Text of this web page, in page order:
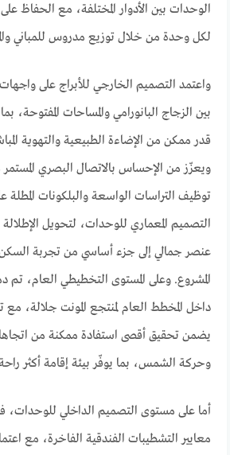
الوحدات بين الأدوار المختلفة، مع الحفاظ
لكل وحدة من خلال توزيع مدروس للمباني
واعتمد التصميم الخارجي للأبراج على
بين الزجاج البانورامي والمساحات المفتوحة،
قدر ممكن من الإضاءة الطبيعية والتهوية
ويعزّز من الإحساس بالاتصال البصري
توظيف التراسات الواسعة والبلكونات
التصميم المعماري للوحدات، لتحويل
عنصر جمالي إلى جزء أساسي من تجربة السكن
المشروع. وعلى المستوى التخطيطي العام، تم
داخل المخطط العام لمنتجع المونت جلالة، مع
يضمن تحقيق أقصى استفادة ممكنة من
وحركة الشمس، بما يوفّر بيئة إقامة أكثر
أما على مستوى التصميم الداخلي للوحدات،
معايير التشطيبات الفندقية الفاخرة، مع